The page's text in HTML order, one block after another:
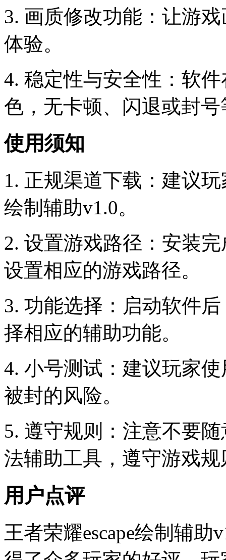
3. 画质修改功能：让游
体验。
4. 稳定性与安全性：软
色，无卡顿、闪退或封
使用须知
1. 正规渠道下载：建议
绘制辅助v1.0。
2. 设置游戏路径：安装
设置相应的游戏路径。
3. 功能选择：启动软件
择相应的辅助功能。
4. 小号测试：建议玩家
被封的风险。
5. 遵守规则：注意不要
法辅助工具，遵守游戏规
用户点评
王者荣耀escape绘制辅